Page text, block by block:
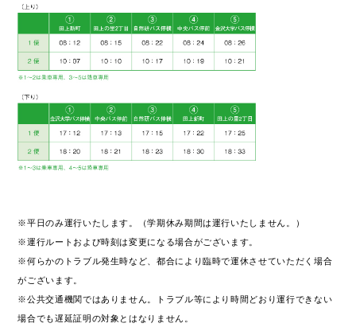
※平日のみ運行いたします。（学期休み期間は運行いたしません。）
※運行ルートおよび時刻は変更になる場合がございます。
※何らかのトラブル発生時など、都合により臨時で運休させていただく場合
がございます。
※公共交通機関ではありません。トラブル等により時間どおり運行できない
場合でも遅延証明の対象とはなりません。